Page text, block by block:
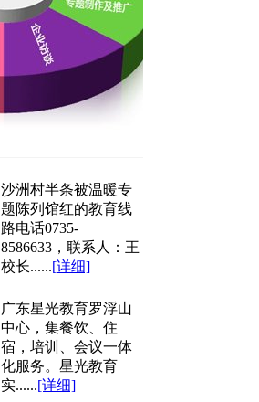
沙洲村半条被温暖专
题陈列馆红的教育线
路电话0735-
8586633，联系人：王
校长......[详细]
广东星光教育罗浮山
中心，集餐饮、住
宿，培训、会议一体
化服务。星光教育
实......[详细]